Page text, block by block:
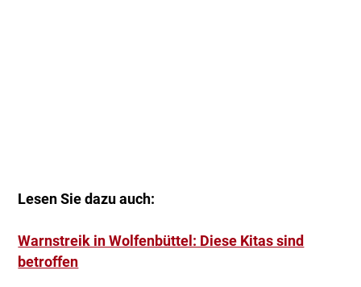
Lesen Sie dazu auch:
Warnstreik in Wolfenbüttel: Diese Kitas sind
betroffen